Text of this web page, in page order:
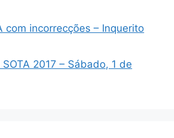
com incorrecções – Inquerito
2017 – Sábado, 1 de